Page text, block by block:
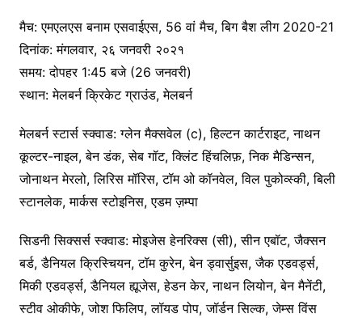
मैच: एमएलएस बनाम एसवाईएस, 56 वां मैच, बिग बैश लीग 2020-21
दिनांक: मंगलवार, २६ जनवरी २०२१
समय: दोपहर 1:45 बजे (26 जनवरी)
स्थान: मेलबर्न क्रिकेट ग्राउंड, मेलबर्न
मेलबर्न स्टार्स स्क्वाड: ग्लेन मैक्सवेल (c), हिल्टन कार्टराइट, नाथन
कूल्टर-नाइल, बेन डंक, सेब गॉट, क्लिंट हिंचलिफ़, निक मैडिन्सन,
जोनाथन मेरलो, लिरिस मॉरिस, टॉम ओ कॉनवेल, विल पुकोव्स्की, बिली
स्टानलेक, मार्कस स्टोइनिस, एडम ज़म्पा
सिडनी सिक्सर्स स्क्वाड: मोइजेस हेनरिक्स (सी), सीन एबॉट, जैक्सन
बर्ड, डैनियल क्रिस्चियन, टॉम कुरेन, बेन ड्वार्सुइस, जैक एडवर्ड्स,
मिकी एडवर्ड्स, डैनियल ह्यूजेस, हेडन केर, नाथन लियोन, बेन मैनेंटी,
स्टीव ओकीफे, जोश फिलिप, लॉयड पोप, जॉर्डन सिल्क, जेम्स विंस